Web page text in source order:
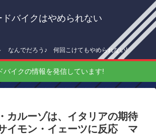
ドバイクはやめられない
なんでだろう♪ 何回こけてもやめられない!
バイクの情報を発信しています!
カルーゾは、イタリアの期待
イモン・イェーツに反応 マ